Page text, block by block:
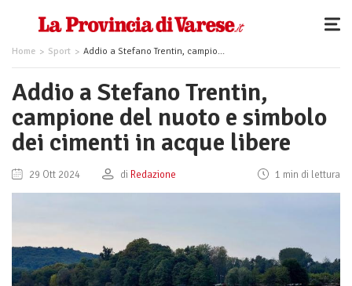
Home Sport Addio a Stefano Trentin, campione del nuoto e simbolo dei cimenti in acque libere
Addio a Stefano Trentin,
campione del nuoto e simbolo
dei cimenti in acque libere
29 Ott 2024 di Redazione 1 min di lettura